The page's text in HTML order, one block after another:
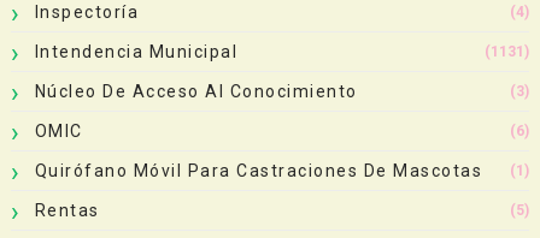
Inspectoría (4)
Intendencia Municipal (1131)
Núcleo De Acceso Al Conocimiento (3)
OMIC (6)
Quirófano Móvil Para Castraciones De Mascotas (1)
Rentas (5)